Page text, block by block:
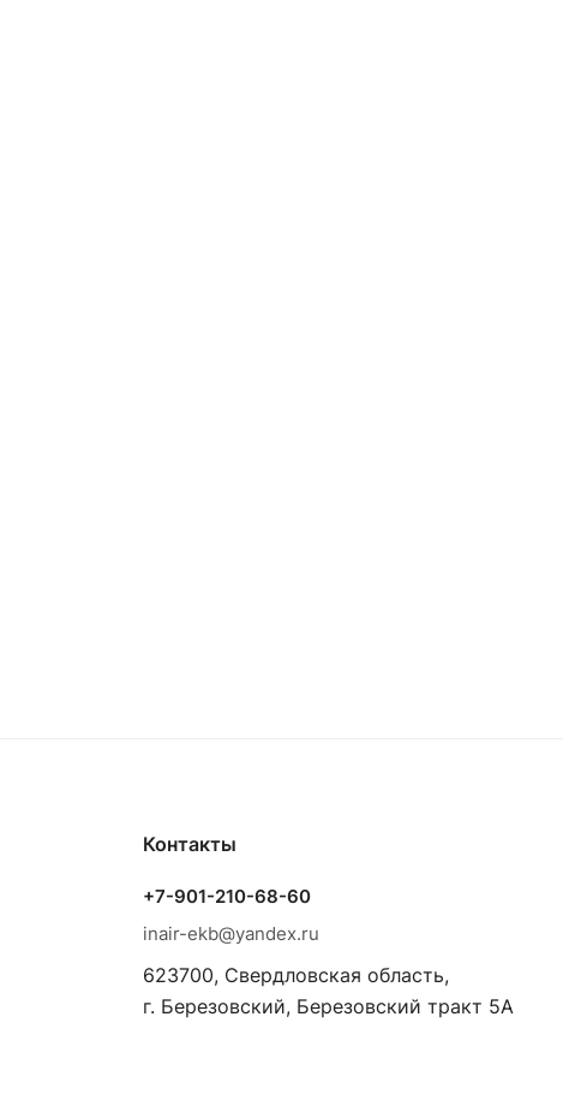
Контакты
+7-901-210-68-60
inair-ekb@yandex.ru
623700, Свердловская область,
г. Березовский, Березовский тракт 5А